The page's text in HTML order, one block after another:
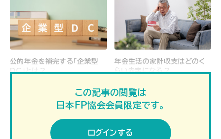
公的年金を補完する「企業型
DC」とは？
年金生活の家計収支はどのく
らい赤字になる？
この記事の閲覧は
日本FP協会会員限定です。
ログインする